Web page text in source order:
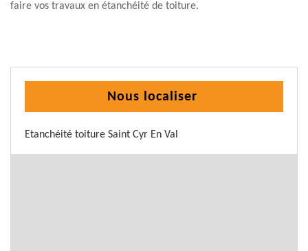
faire vos travaux en étanchéité de toiture.
Nous localiser
Etanchéité toiture Saint Cyr En Val